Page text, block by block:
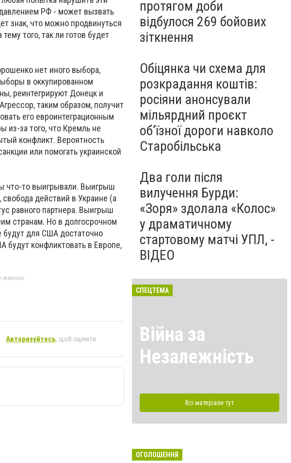
РФ - может вызвать
знак, что можно продвинуться
того, так ли готов будет
нет иного выбора,
в оккупированном
реинтегрируют Донецк и
таким образом, получит
его евроинтеграционным
из-за того, что Кремль не
конфликт. Вероятность
или помогать украинской
что-то выигрывали. Выигрыш
действий в Украине (а
равного партнера. Выигрыш
странам. Но в долгосрочном
будут для США достаточно
будут конфликтовать в Европе,
редакцію
Авторизуйтесь, щоб оцінити
протягом доби
відбулося 269 бойових
зіткнення
Обіцянка чи схема для
розкрадання коштів:
росіяни анонсували
мільярдний проєкт
об’їзної дороги навколо
Старобільська
Два голи після
вилучення Бурди:
«Зоря» здолала «Колос»
у драматичному
стартовому матчі УПЛ, -
ВІДЕО
СПЕЦТЕМА
Війна за
Незалежність
Всі матеріали тут
ОГОЛОШЕННЯ